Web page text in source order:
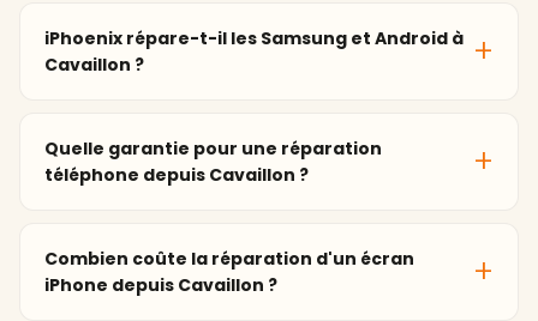
iPhoenix répare-t-il les Samsung et Android à
Cavaillon ?
Quelle garantie pour une réparation
téléphone depuis Cavaillon ?
Combien coûte la réparation d'un écran
iPhone depuis Cavaillon ?